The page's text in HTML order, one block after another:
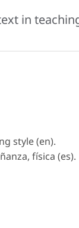
in
style (en).
física (es).